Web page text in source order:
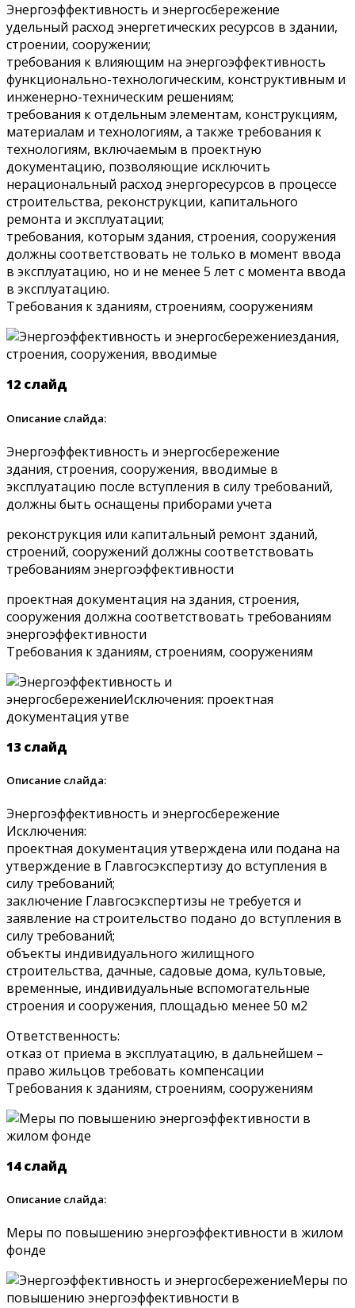
Энергоэффективность и энергосбережение
удельный расход энергетических ресурсов в здании,
строении, сооружении;
требования к влияющим на энергоэффективность
функционально-технологическим, конструктивным и
инженерно-техническим решениям;
требования к отдельным элементам, конструкциям,
материалам и технологиям, а также требования к
технологиям, включаемым в проектную
документацию, позволяющие исключить
нерациональный расход энергоресурсов в процессе
строительства, реконструкции, капитального
ремонта и эксплуатации;
требования, которым здания, строения, сооружения
должны соответствовать не только в момент ввода
в эксплуатацию, но и не менее 5 лет с момента ввода
в эксплуатацию.
Требования к зданиям, строениям, сооружениям
12 слайд
Описание слайда:
Энергоэффективность и энергосбережение
здания, строения, сооружения, вводимые в
эксплуатацию после вступления в силу требований,
должны быть оснащены приборами учета
реконструкция или капитальный ремонт зданий,
строений, сооружений должны соответствовать
требованиям энергоэффективности
проектная документация на здания, строения,
сооружения должна соответствовать требованиям
энергоэффективности
Требования к зданиям, строениям, сооружениям
13 слайд
Описание слайда:
Энергоэффективность и энергосбережение
Исключения:
проектная документация утверждена или подана на
утверждение в Главгосэкспертизу до вступления в
силу требований;
заключение Главгосэкспертизы не требуется и
заявление на строительство подано до вступления в
силу требований;
объекты индивидуального жилищного
строительства, дачные, садовые дома, культовые,
временные, индивидуальные вспомогательные
строения и сооружения, площадью менее 50 м2
Ответственность:
отказ от приема в эксплуатацию, в дальнейшем –
право жильцов требовать компенсации
Требования к зданиям, строениям, сооружениям
14 слайд
Описание слайда:
Меры по повышению энергоэффективности в жилом
фонде